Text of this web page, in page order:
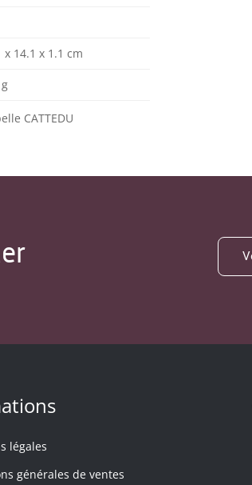
x 14.1 x 1.1 cm
CATTEDU
légales
générales de ventes